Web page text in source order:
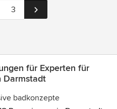
3
für Experten für
Darmstadt
badkonzepte